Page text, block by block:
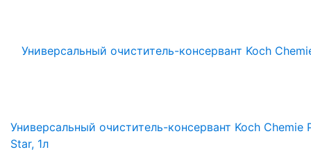
Универсальный очиститель-консервант Koch Chemie
Star, 1л